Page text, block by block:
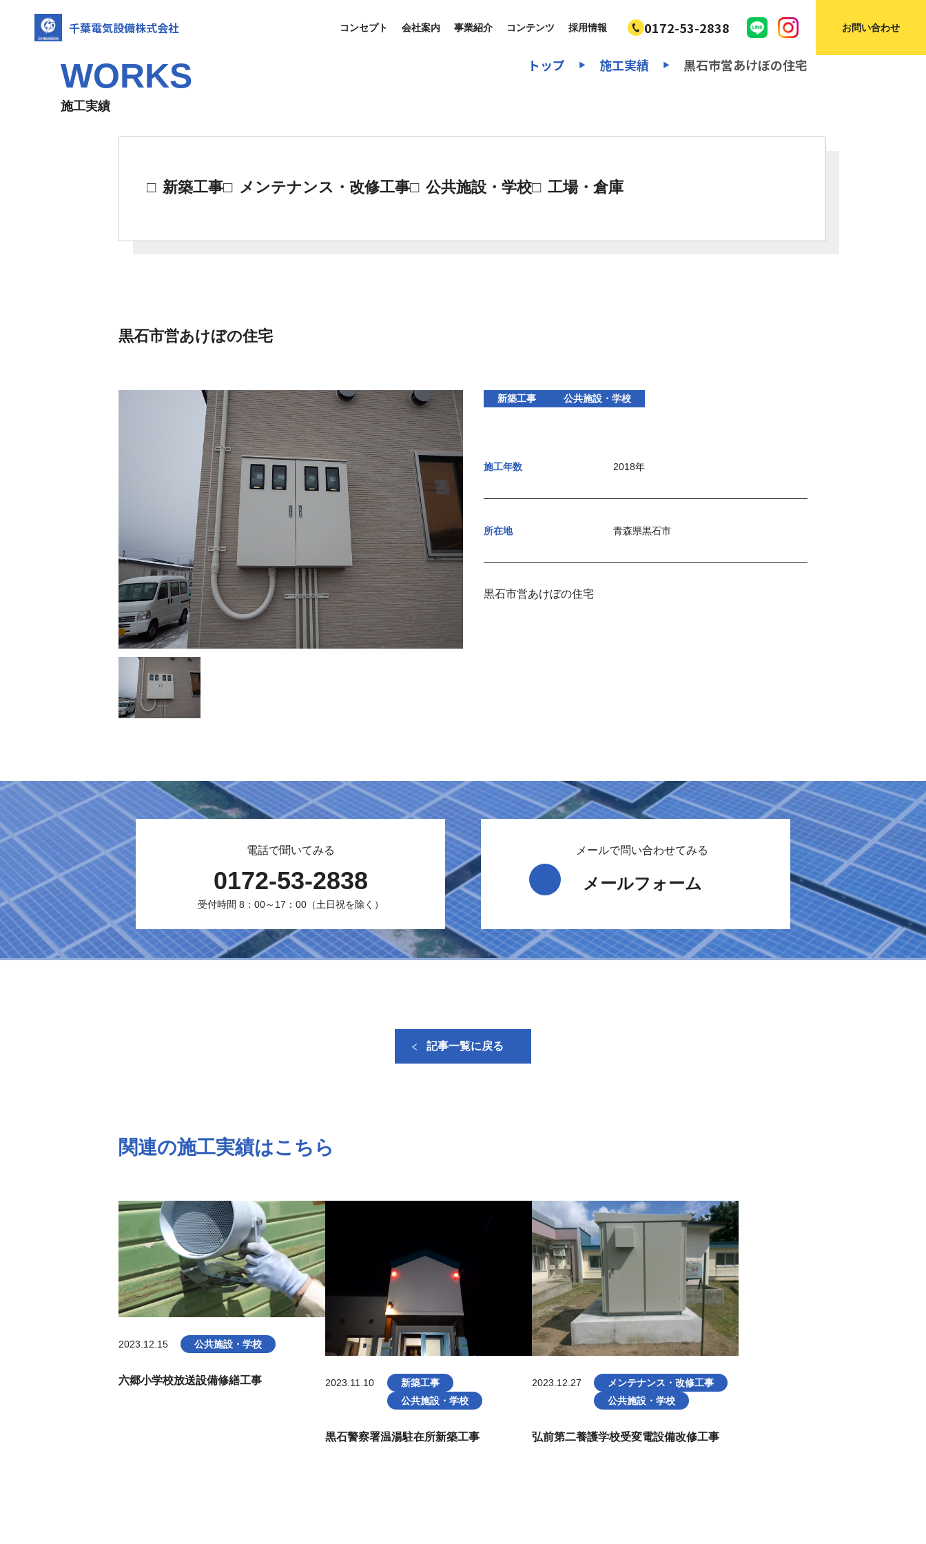
千葉電気設備株式会社 コンセプト 会社案内 事業紹介 コンテンツ 採用情報 0172-53-2838 お問い合わせ
WORKS
施工実績
トップ ▶ 施工実績 ▶ 黒石市営あけぼの住宅
新築工事 メンテナンス・改修工事 公共施設・学校 工場・倉庫
黒石市営あけぼの住宅
新築工事 公共施設・学校
施工年数 2018年
所在地 青森県黒石市
黒石市営あけぼの住宅
電話で聞いてみる
0172-53-2838
受付時間 8：00～17：00（土日祝を除く）
メールで問い合わせてみる
メールフォーム
記事一覧に戻る
関連の施工実績はこちら
2023.12.15 公共施設・学校
六郷小学校放送設備修繕工事 2023.11.10
新築工事
公共施設・学校
黒石警察署温湯駐在所新築工事
2023.12.27
メンテナンス・改修工事
公共施設・学校
弘前第二養護学校受変電設備改修工事